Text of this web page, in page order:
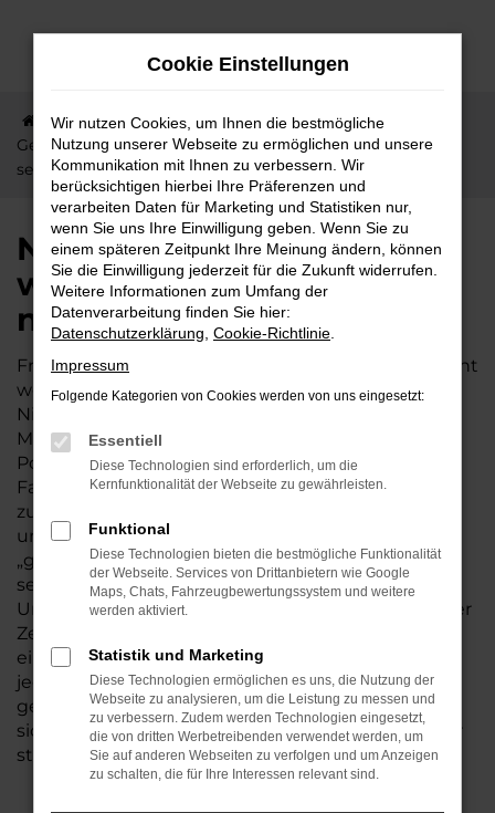
Zum
Startseite Friedberg Nissan
Nissan
Gebrauchtwagen – weil Mobilität in Friedberg nicht teuer
sein muss
Nissan Gebrauchtwagen –
weil Mobilität in Friedberg
nicht teuer sein muss
Friedberg ist ein perfekter Ort zum Leben und nicht
weit vom Autohaus Lisson entfernt. Mit einem
Nissan Gebrauchtwagen gestalten Sie zudem Ihre
Mobilität und müssen nicht allzu tief ins
Portemonnaie greifen. Wir raten ausdrücklich zu
Fahrzeugen dieses Hersteller, weil wir wissen, wie
zuverlässig Nissan Gebrauchtwagen sind. Ob lokal
und regional in Friedberg oder auf sprichwörtlich
„großer Fahrt“ – mit einem Fahrzeug von uns
setzen Sie auf Zuverlässigkeit und Langlebigkeit.
Unser Familienbetrieb existiert seit 1974. Seit dieser
Zeit dreht sich bei alles alles ums Auto, was auch
einen Meisterwerkstatt einschließt. Wir checken
jeden Nissan Gebrauchtwagen vor dem Verkauf
genau durch und stellen so sicher, dass keinerlei
sichtbare oder versteckte Mängel existieren. Dafür
stehen wir mit unserem guten Namen.
Cookie Einstellungen
Wir nutzen Cookies, um Ihnen die bestmögliche
Nutzung unserer Webseite zu ermöglichen und unsere
Kommunikation mit Ihnen zu verbessern. Wir
berücksichtigen hierbei Ihre Präferenzen und
verarbeiten Daten für Marketing und Statistiken nur,
wenn Sie uns Ihre Einwilligung geben. Wenn Sie zu
einem späteren Zeitpunkt Ihre Meinung ändern, können
Sie die Einwilligung jederzeit für die Zukunft widerrufen.
Weitere Informationen zum Umfang der
Datenverarbeitung finden Sie hier:
Datenschutzerklärung Cookie-Richtlinie
Impressum
Folgende Kategorien von Cookies werden von uns eingesetzt:
Essentiell
Diese Technologien sind erforderlich, um die
Kernfunktionalität der Webseite zu gewährleisten.
Funktional
Diese Technologien bieten die bestmögliche Funktionalität
der Webseite. Services von Drittanbietern wie Google
Maps, Chats, Fahrzeugbewertungssystem und weitere
werden aktiviert.
Statistik und Marketing
Diese Technologien ermöglichen es uns, die Nutzung der
Webseite zu analysieren, um die Leistung zu messen und
zu verbessern. Zudem werden Technologien eingesetzt,
die von dritten Werbetreibenden verwendet werden, um
Sie auf anderen Webseiten zu verfolgen und um Anzeigen
zu schalten, die für Ihre Interessen relevant sind.